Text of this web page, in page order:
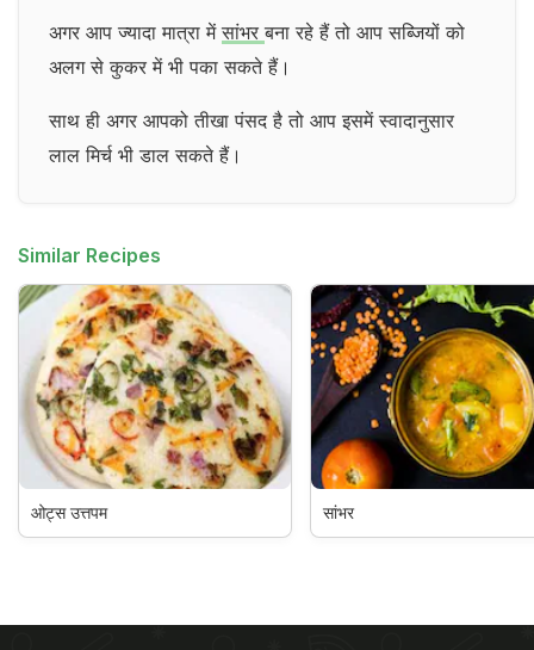
अगर आप ज्यादा मात्रा मेंसांभरबना रहे हैं तो आप सब्जियों को
अलग से कुकर में भी पका सकते हैं।
साथ ही अगर आपको तीखा पंसद है तो आप इसमें स्वादानुसार
लाल मिर्च भी डाल सकते हैं।
Similar Recipes
ओट्स उत्तपम सांभर